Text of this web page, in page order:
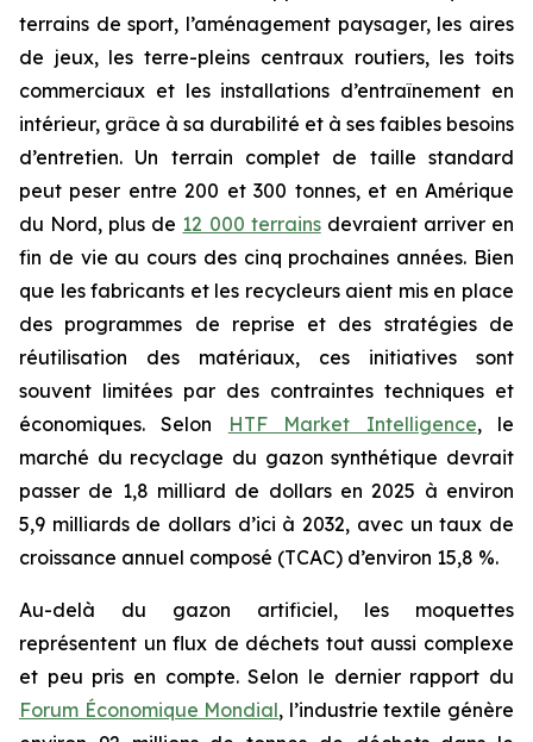
terrains de sport, l’aménagement paysager, les aires
de jeux, les terre-pleins centraux routiers, les toits
commerciaux et les installations d’entraînement en
intérieur, grâce à sa durabilité et à ses faibles besoins
d’entretien. Un terrain complet de taille standard
peut peser entre 200 et 300 tonnes, et en Amérique
du Nord, plus de 12 000 terrainsdevraient arriver en
fin de vie au cours des cinq prochaines années. Bien
que les fabricants et les recycleurs aient mis en place
des programmes de reprise et des stratégies de
réutilisation des matériaux, ces initiatives sont
souvent limitées par des contraintes techniques et
économiques. Selon
HTF Market Intelligence, le
marché du recyclage du gazon synthétique devrait
passer de 1,8 milliard de dollars en 2025 à environ
5,9 milliards de dollars d’ici à 2032, avec un taux de
croissance annuel composé (TCAC) d’environ 15,8 %.
Au-delà du gazon artificiel, les moquettes
représentent un flux de déchets tout aussi complexe
et peu pris en compte. Selon le dernier rapport du
Forum Économique Mondial, l’industrie textile génère